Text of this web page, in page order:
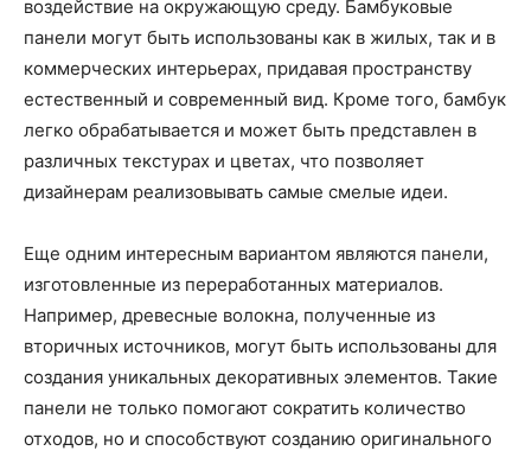
воздействие на окружающую среду. Бамбуковые
панели могут быть использованы как в жилых, так и в
коммерческих интерьерах, придавая пространству
естественный и современный вид. Кроме того, бамбук
легко обрабатывается и может быть представлен в
различных текстурах и цветах, что позволяет
дизайнерам реализовывать самые смелые идеи.
Еще одним интересным вариантом являются панели,
изготовленные из переработанных материалов.
Например, древесные волокна, полученные из
вторичных источников, могут быть использованы для
создания уникальных декоративных элементов. Такие
панели не только помогают сократить количество
отходов, но и способствуют созданию оригинального